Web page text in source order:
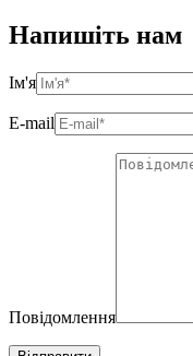
Напишіть нам
Ім'я
E-mail
Повідомлення